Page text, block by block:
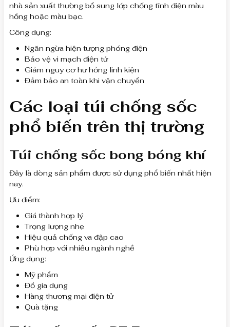
nhà sản xuất thường bổ sung lớp chống tĩnh điện màu
hồng hoặc màu bạc.
Công dụng:
Ngăn ngừa hiện tượng phóng điện
Bảo vệ vi mạch điện tử
Giảm nguy cơ hư hỏng linh kiện
Đảm bảo an toàn khi vận chuyển
Các loại túi chống sốc
phổ biến trên thị trường
Túi chống sốc bong bóng khí
Đây là dòng sản phẩm được sử dụng phổ biến nhất hiện
nay.
Ưu điểm:
Giá thành hợp lý
Trọng lượng nhẹ
Hiệu quả chống va đập cao
Phù hợp với nhiều ngành nghề
Ứng dụng:
Mỹ phẩm
Đồ gia dụng
Hàng thương mại điện tử
Quà tặng